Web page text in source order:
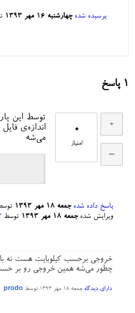
پرسیده شده چهارشنبه ۱۶ مهر ۱۳۹۳
1 پاسخ
0
امتیاز
توسط این
اندازه‌ی
می‌شه
پاسخ داده شده جمعه ۱۸ مهر ۱۳۹۳
ویرایش شده جمعه ۱۸ مهر ۱۳۹۳ توسط
خروجی برحسب کیلوبایت هست نه
چطور می‌شه همین خروجی رو بر
دارای دیدگاه جمعه ۱۸ مهر ۱۳۹۳ توسط prodo